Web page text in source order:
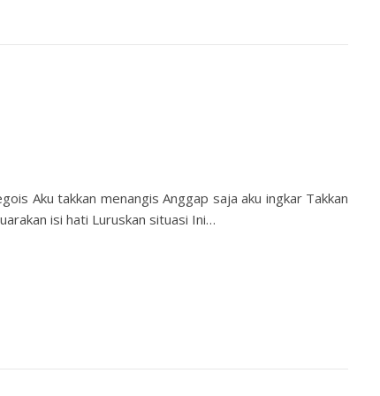
Aku takkan menangis Anggap saja aku ingkar Takkan
isi hati Luruskan situasi Ini…